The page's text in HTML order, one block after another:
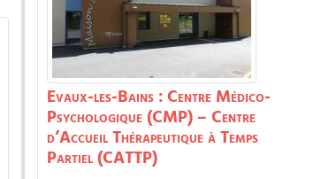
Evaux-les-Bains : Centre Médico-
Psychologique (CMP) – Centre
d’Accueil Thérapeutique à Temps
Partiel (CATTP)